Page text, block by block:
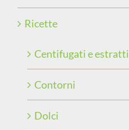
Ricette
Centifugati e estratti
Contorni
Dolci